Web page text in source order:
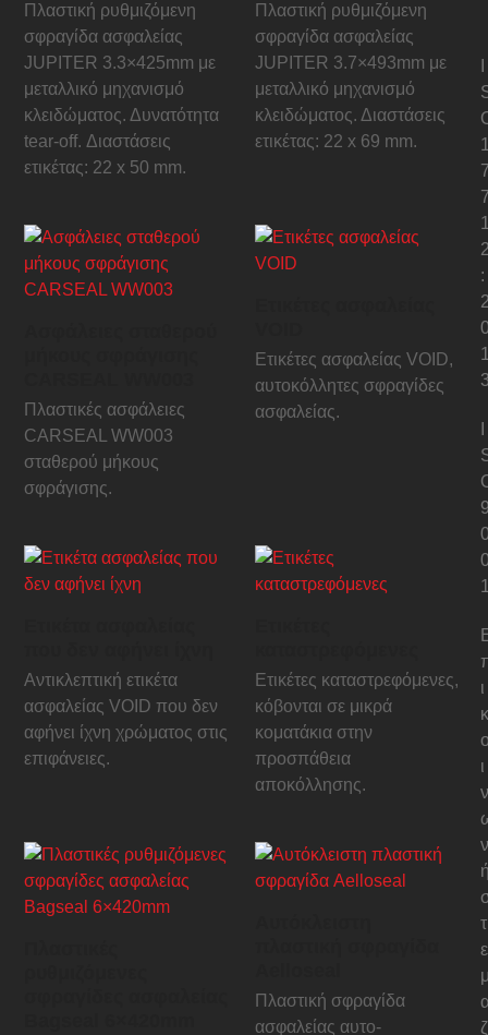
Πλαστική ρυθμιζόμενη
σφραγίδα ασφαλείας
JUPITER 3.3×425mm με
μεταλλικό μηχανισμό
κλειδώματος. Δυνατότητα
tear-off. Διαστάσεις
ετικέτας: 22 x 50 mm.
Πλαστική ρυθμιζόμενη
σφραγίδα ασφαλείας
JUPITER 3.7×493mm με
μεταλλικό μηχανισμό
κλειδώματος. Διαστάσεις
ετικέτας: 22 x 69 mm.
Πλαστικές ασφάλειες
CARSEAL WW003
σταθερού μήκους
σφράγισης.
Ετικέτες ασφαλείας VOID,
αυτοκόλλητες σφραγίδες
ασφαλείας.
Αντικλεπτική ετικέτα
ασφαλείας VOID που δεν
αφήνει ίχνη χρώματος στις
επιφάνειες.
Ετικέτες καταστρεφόμενες,
κόβονται σε μικρά
κοματάκια στην
προσπάθεια
αποκόλλησης.
Πλαστική σφραγίδα
ασφαλείας αυτο-
:
ι
κ
ι
ν
ν
τ
ε
ζ